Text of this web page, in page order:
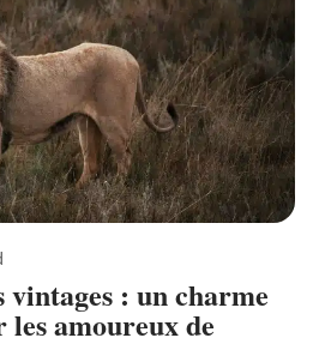
vintages : un charme
amoureux de